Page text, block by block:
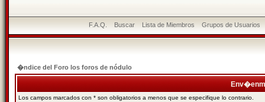
F.A.Q. Buscar Lista de Miembros Grupos de Usuarios
�ndice del Foro los foros de nódulo
Los campos marcados con * son obligatorios a menos que se especifique lo contrario.